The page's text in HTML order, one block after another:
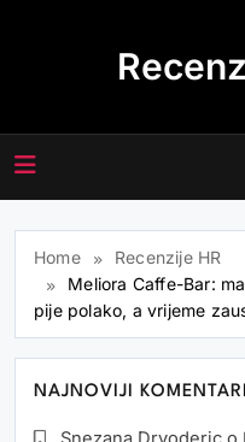
Home
Recenzije HR
Meliora Caffe-Bar:
pije polako, a vrijeme
NAJNOVIJI